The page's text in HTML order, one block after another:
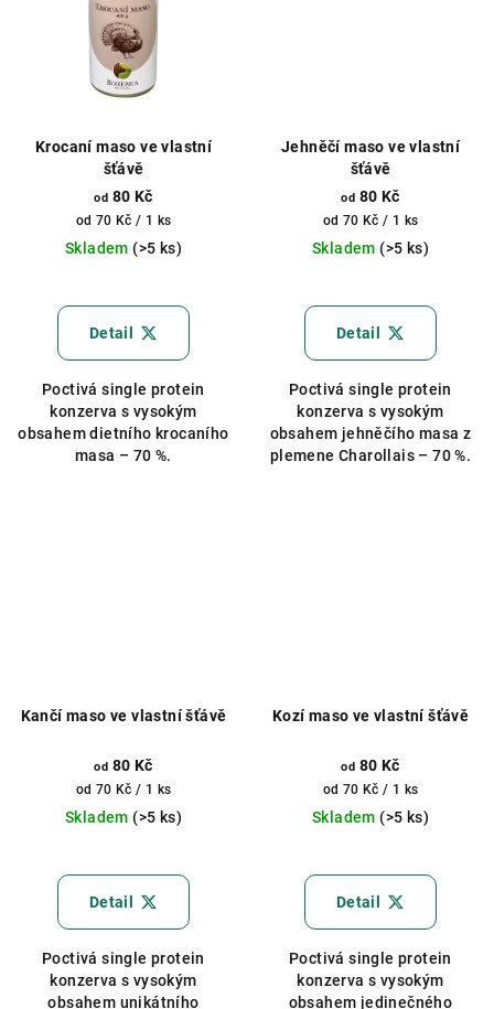
Krocaní maso ve vlastní
šťávě
od 80 Kč
Měrná
cena:
od 70 Kč / 1 ks
Skladem (>5 ks)
Detail
Poctivá single protein
konzerva s vysokým
obsahem dietního krocaního
masa – 70 %.
Jehněčí maso ve vlastní
šťávě
od 80 Kč
Měrná
cena:
od 70 Kč / 1 ks
Skladem (>5 ks)
hodnocení
produktu
z
5
hvězdiček.
Detail
Poctivá single protein
konzerva s vysokým
obsahem jehněčího masa z
plemene Charollais – 70 %.
Kančí maso ve vlastní šťávě
od 80 Kč
Měrná
cena:
od 70 Kč / 1 ks
Skladem (>5 ks)
hodnocení
produktu
z
5
Detail
Poctivá single protein
konzerva s vysokým
obsahem unikátního
Kozí maso ve vlastní šťávě
od 80 Kč
Měrná
cena:
od 70 Kč / 1 ks
Skladem (>5 ks)
hodnocení
produktu
z
5
Detail
Poctivá single protein
konzerva s vysokým
obsahem jedinečného